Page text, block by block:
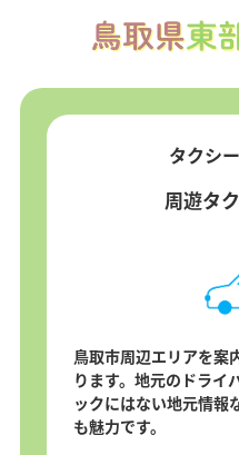
タクシ
周遊タ
鳥取市周辺エリアを案
ります。地元のドライ
ックにはない地元情報
も魅力です。